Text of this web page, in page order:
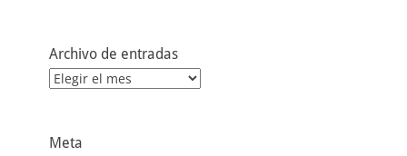
Archivo de entradas
Archivo
Meta